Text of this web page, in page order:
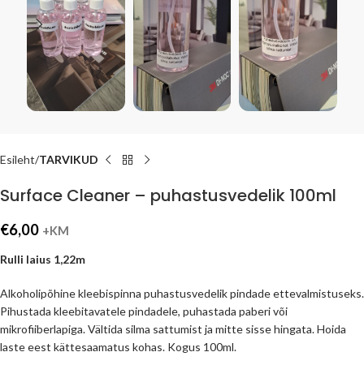
Esileht TARVIKUD
Surface Cleaner – puhastusvedelik 100ml
€6,00 +KM
Rulli laius 1,22m
Alkoholipõhine kleebispinna puhastusvedelik pindade ettevalmistuseks.
Pihustada kleebitavatele pindadele, puhastada paberi või
mikrofiiberlapiga. Vältida silma sattumist ja mitte sisse hingata. Hoida
laste eest kättesaamatus kohas. Kogus 100ml.